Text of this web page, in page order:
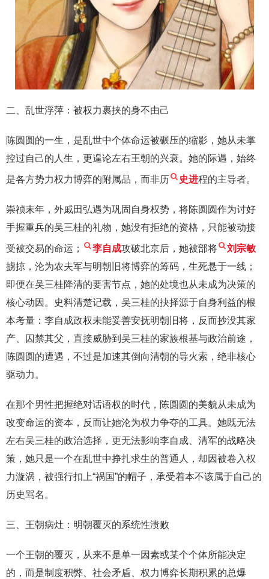
二、乱世浮萍：被权力裹挟的身不由己
陈圆圆的一生，是乱世中个体命运被碾压的缩影，她从未掌
控过自己的人生，更遑论左右王朝的兴衰。她的际遇，始终
是各方势力权力博弈的附属品，而非历 史进程的主导者。
崇祯末年，外戚田弘遇为巩固自身权势，将陈圆圆作为讨好
手握重兵的吴三桂的礼物，她没有拒绝的资格，只能被动接
受被交易的命运； 李自成攻破北京后，她被部将
刘宗敏
掳掠，沦为农夫军与明朝旧将博弈的筹码，生死悬于一线；
即便在吴三桂降清的要害节点，她的处境也从未成为决策的
核心动因。史料清楚记载，吴三桂的抉择源于自身利益的根
本考量：李自成政权未能妥善安抚明朝旧将，反而抄没其家
产、囚禁其父，直接威胁到吴三桂的家族根基与政治前途，
陈圆圆的遭遇，不过是加速其倒向清朝的导火索，绝非核心
驱动力。
在那个男性把握绝对话语权的时代，陈圆圆的美貌从未成为
改变命运的资本，反而让她沦为权力争夺的工具。她既无法
左右吴三桂的政治选择，更无法影响李自成、清军的战略决
策，她只是一个在乱世中挣扎求生的普通人，却因被卷入权
力漩涡，被强行扣上“祸国”的帽子，承受着本不该属于自己的
历史骂名。
三、王朝病灶：明朝覆灭的系统性溃败
一个王朝的覆灭，从来不是单一因素或某个个体所能决定
的，而是制度积弊、社会矛盾、权力博弈长期积累的总爆